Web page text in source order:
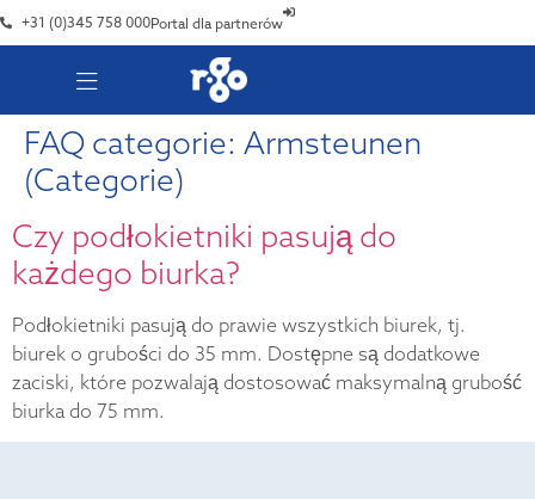
+31 (0)345 758 000Portal dla partnerów
FAQ categorie: Armsteunen
(Categorie)
Czy podłokietniki pasują do
każdego biurka?
Podłokietniki pasują do prawie wszystkich biurek, tj.
biurek o grubości do 35 mm. Dostępne są dodatkowe
zaciski, które pozwalają dostosować maksymalną grubość
biurka do 75 mm.